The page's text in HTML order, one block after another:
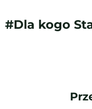
#Dla kogo